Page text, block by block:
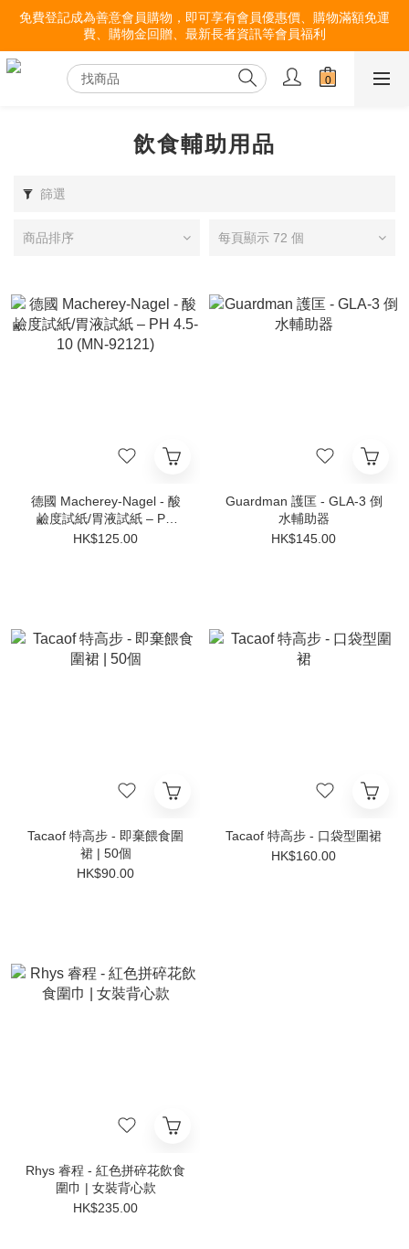
免費登記成為善意會員購物，即可享有會員優惠價、購物滿額免運
費、購物金回贈、最新長者資訊等會員福利
飲食輔助用品
篩選
商品排序 每頁顯示 72 個
德國 Macherey-Nagel - 酸
鹼度試紙/胃液試紙 – PH
4.5-10 (MN-92121)
HK$125.00
Guardman 護匡 - GLA-3 倒
水輔助器
HK$145.00
Tacaof 特高步 - 即棄餵食圍
裙 | 50個
HK$90.00
Tacaof 特高步 - 口袋型圍裙
HK$160.00
Rhys 睿程 - 紅色拼碎花飲食
圍巾 | 女裝背心款
HK$235.00